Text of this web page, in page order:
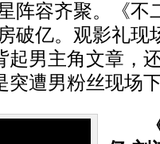
阵容齐聚。《不
破亿。观影礼现
起男主角文章，
突遭男粉丝现场
《